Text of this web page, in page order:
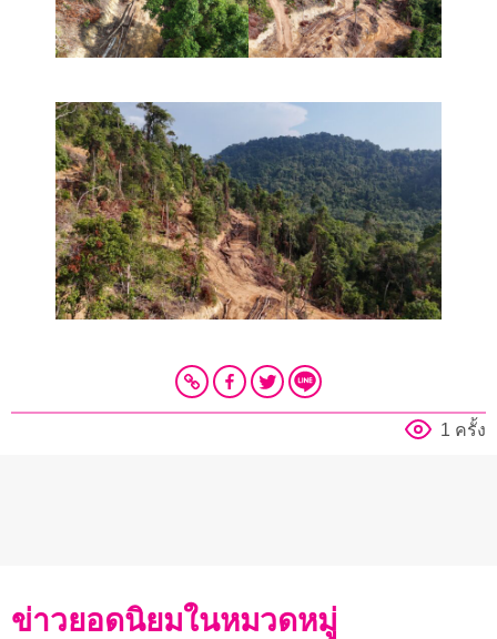
1 ครั้ง
ข่าวยอดนิยมในหมวดหมู่